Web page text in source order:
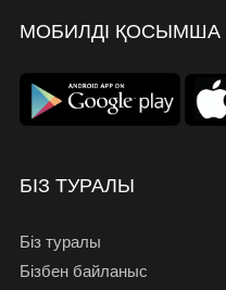
МОБИЛДІ ҚОСЫМША
БІЗ ТУРАЛЫ
Біз туралы
Бізбен байланыс